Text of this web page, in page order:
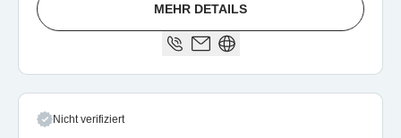
MEHR DETAILS
Nicht verifiziert